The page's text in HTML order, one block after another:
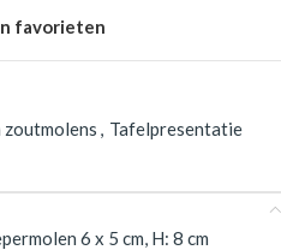
favorieten
zoutmolens , Tafelpresentatie
6 x 5 cm, H: 8 cm